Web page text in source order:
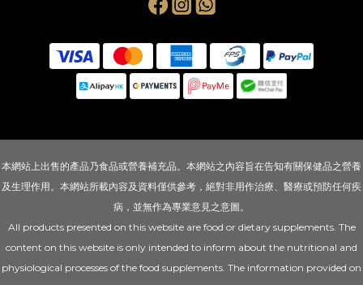
本網站上出售的產品乃食品或營養補充品。本網站之內容旨在告知有關保健品之營養
及生理作用。本網站所載內容及資料僅供參考，絕對非用作治療、醫療或預防任何疾
病，並無作為專業意見之意圖。
All products presented on this website are food or dietary supplements. The
content on this website is only intended to inform about the nutritional and
physiological processes of the food supplements. The information provided on